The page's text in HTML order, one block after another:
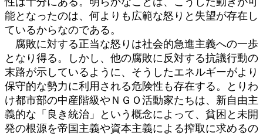
能となったのは、何よりも広範な怒りと失望が存在し
ているからなのである。
腐敗に対する正当な怒りは社会的急進主義への一歩
となり得る。しかし、他の腐敗に反対する抗議行動の
末路が示しているように、そうしたエネルギーがより
保守的な勢力に利用される危険性も存在する。とりわ
け都市部の中産階級やＮＧＯ活動家たちは、新自由主
義的な「良き統治」という概念によって、貧困と未開
発の根源を帝国主義や資本主義による搾取に求めるの